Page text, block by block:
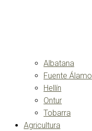
Albatana
Fuente Álamo
Hellín
Ontur
Tobarra
Agricultura